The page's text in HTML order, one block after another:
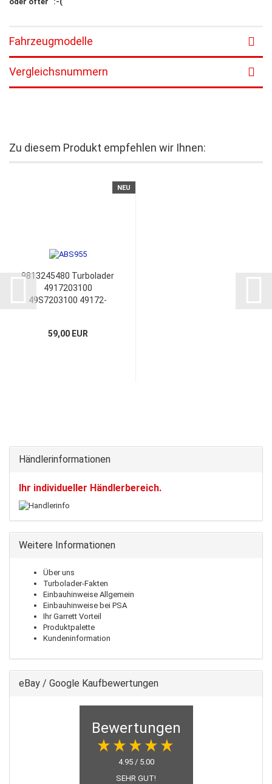
Fahrzeugmodelle
Vergleichsnummern
Zu diesem Produkt empfehlen wir Ihnen:
NEU
9813245480 Turbolader
4917203100
49S7203100 49172-
3553970
59,00 EUR
Händlerinformationen
Ihr individueller Händlerbereich.
Weitere Informationen
Über uns
Turbolader-Fakten
Einbauhinweise Allgemein
Einbauhinweise bei PSA
Ihr Garrett Vorteil
Produktpalette
Kundeninformation
eBay / Google Kaufbewertungen
Bewertungen
4.95 / 5.00
SEHR GUT!